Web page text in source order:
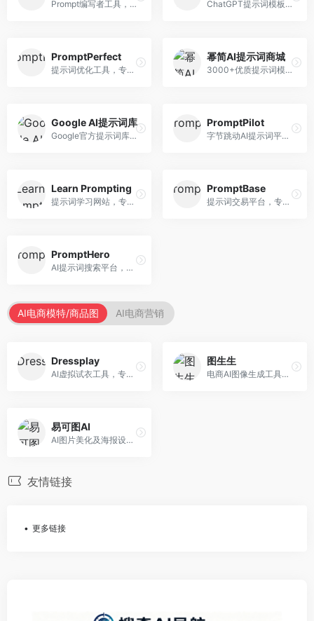
Prompt编写者工具，专注于提示词创作辅助。面向提示词创作者，提供提示词编辑、测试、分享等服务，创作工具完善。 ChatGPT提示词模板库，专注于实用提示词收集。面向ChatGPT用户，提供提示词模板、使用场景、效果展示等资源，模板实用性强。
PromptPerfect
提示词优化工具，专注于提示词质量提升。面向AI用户，提供提示词优化、效果测试、版本对比等服务，提示词优化专业。
幂简AI提示词商城
3000+优质提示词模板平台，专注于中文提示词。面向中文AI用户，提供提示词模板、分类检索、一键使用等服务，中文提示词丰富。
Google AI提示词库
Google官方提示词库，专注于Gemini模型优化。面向开发者，提供官方提示词指南、最佳实践、示例代码等资源，权威性强。
PromptPilot
字节跳动AI提示词平台，专注于提示词优化与管理。面向AI用户，提供提示词优化、效果测试、团队协作等服务，企业级功能完善。
Learn Prompting
提示词学习网站，专注于提示词工程教育。面向AI学习者，提供提示词教程、最佳实践、案例研究等资源，教学内容系统。
PromptBase
提示词交易平台，专注于高质量提示词买卖。面向AI创作者，提供提示词交易、模板购买、创作者收益等服务，提示词质量高。
PromptHero
AI提示词搜索平台，整合多种AI工具提示词资源。面向AI创作者，提供提示词搜索、模板库、社区分享等服务，提示词资源丰富。
AI电商模特/商品图 AI电商营销
Dressplay
AI虚拟试衣工具，专注于服装电商体验。面向服装电商，提供虚拟试穿、尺码推荐、穿搭建议等服务，试衣体验真实。
图生生
电商AI图像生成工具，专注于商品图创作。面向电商卖家，提供商品图生成、背景替换、批量处理等服务，商品图质量高。
易可图AI
AI图片美化及海报设计平台，专注于电商视觉设计。面向电商卖家，提供图片美化、海报设计、营销素材等服务，设计效率高。
友情链接
更多链接